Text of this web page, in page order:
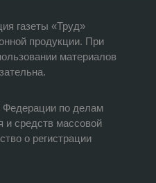
газеты «Труд»
продукции. При
материалов
Федерации по делам
и средств массовой
о регистрации